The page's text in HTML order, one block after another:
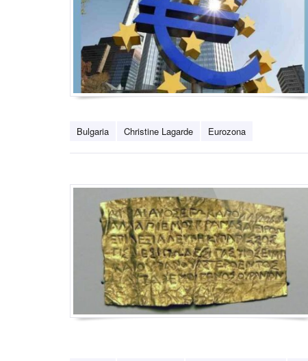
Bulgaria Christine Lagarde Eurozona